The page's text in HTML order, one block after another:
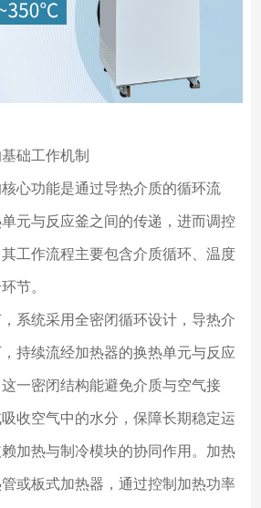
础工作机制
功能是通过导热介质的循环流
元与反应釜之间的传递，进而调控
工作流程主要包含介质循环、温度
节。
统采用全密闭循环设计，导热介
持续流经加热器的换热单元与反应
一密闭结构能避免介质与空气接
收空气中的水分，保障长期稳定运
加热与制冷模块的协同作用。加热
或板式加热器，通过控制加热功率